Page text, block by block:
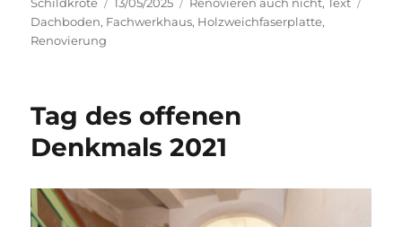
Schildkröte
am
13/05/2025 Renovieren auch nicht,Text
Dachboden, Fachwerkhaus, Holzweichfaserplatte,
Renovierung
Tag des offenen
Denkmals 2021